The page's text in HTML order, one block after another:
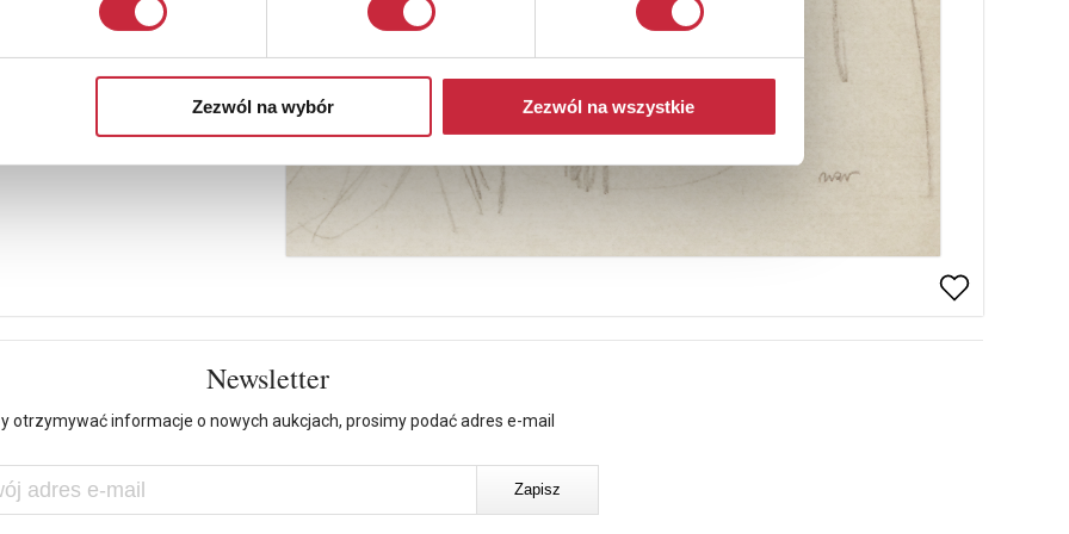
Zezwól na wybór Zezwól na wszystkie
Newsletter
otrzymywać informacje o nowych aukcjach, prosimy podać adres e-mail